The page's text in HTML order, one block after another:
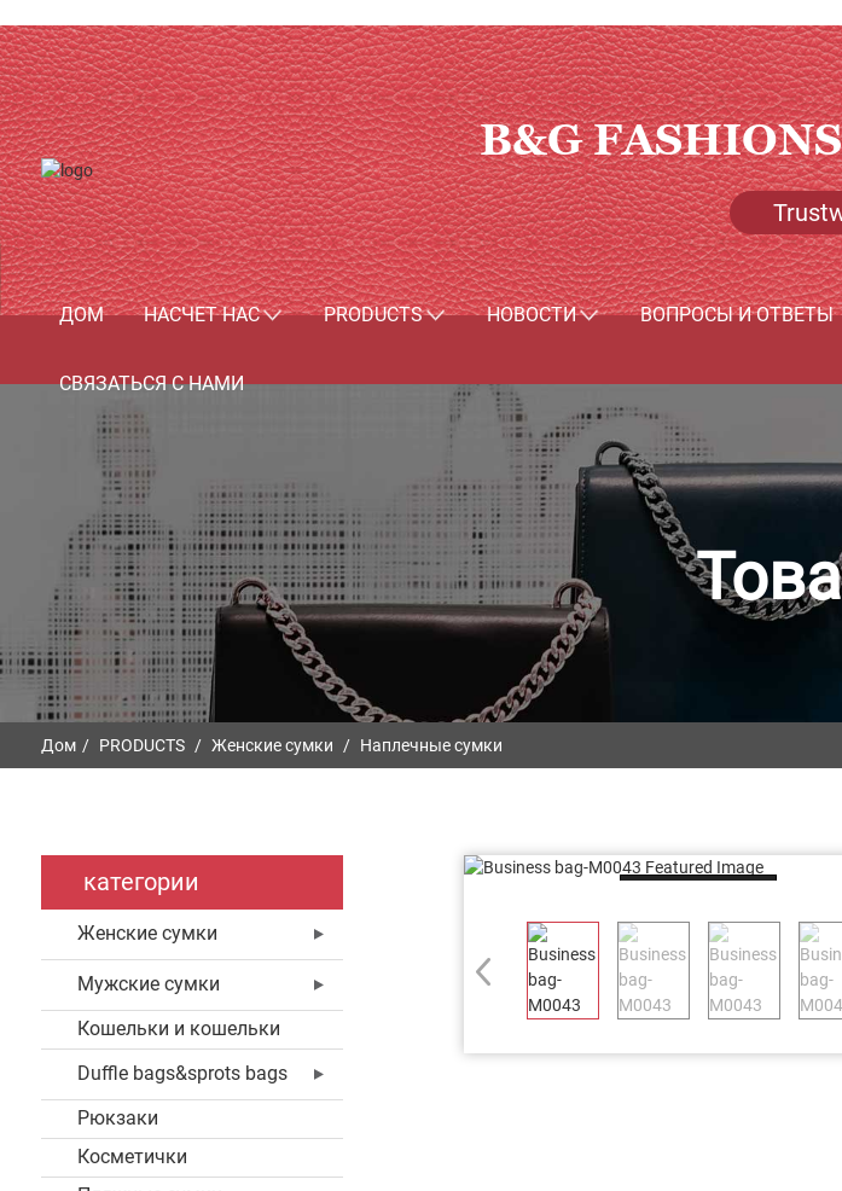
B&G
ДОМ НАСЧЕТ НАС PRODUCTS НОВОСТИ ВОПРОСЫ И ОТВЕТЫ
СВЯЗАТЬСЯ С НАМИ
Дом PRODUCTS Женские сумки Наплечные сумки
категории
Женские сумки
Мужские сумки
Кошельки и кошельки
Duffle bags&sprots bags
Рюкзаки
Косметички